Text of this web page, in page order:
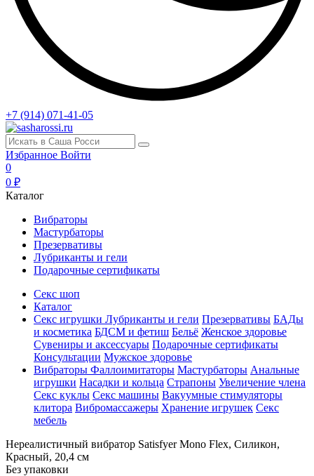
+7 (914) 071-41-05
Избранное Войти
0
0 ₽
Каталог
Вибраторы
Мастурбаторы
Презервативы
Лубриканты и гели
Подарочные сертификаты
Секс шоп
Каталог
Секс игрушки Лубриканты и гели Презервативы БАДы
и косметика БДСМ и фетиш Бельё Женское здоровье
Сувениры и аксессуары Подарочные сертификаты
Консультации Мужское здоровье
Вибраторы Фаллоимитаторы Мастурбаторы Анальные
игрушки Насадки и кольца Страпоны Увеличение члена
Секс куклы Секс машины Вакуумные стимуляторы
клитора Вибромассажеры Хранение игрушек Секс
мебель
Нереалистичный вибратор Satisfyer Mono Flex, Силикон,
Красный, 20,4 см
Без упаковки